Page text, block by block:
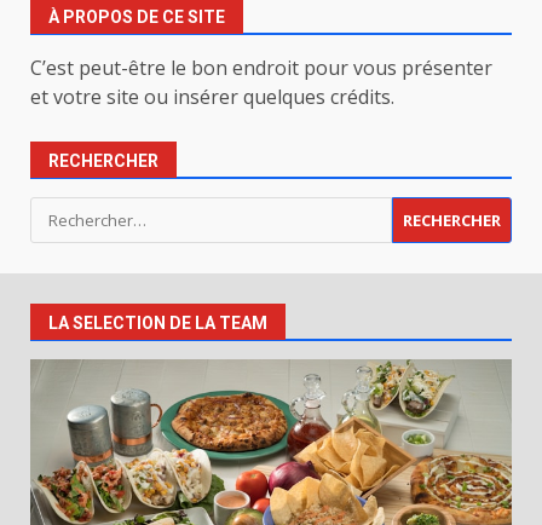
À PROPOS DE CE SITE
C’est peut-être le bon endroit pour vous présenter
et votre site ou insérer quelques crédits.
RECHERCHER
Rechercher :
LA SELECTION DE LA TEAM